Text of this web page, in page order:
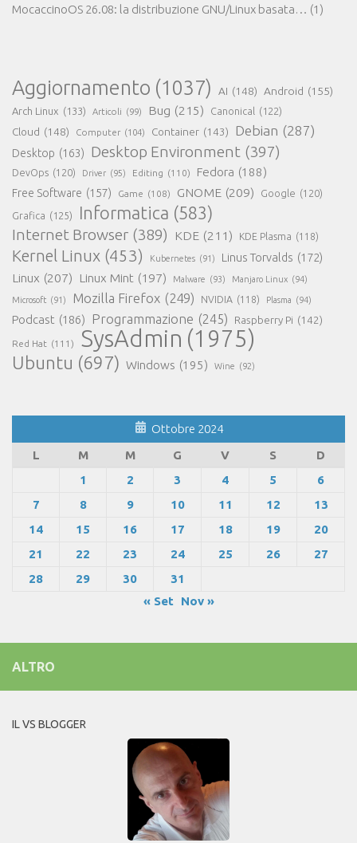
MocaccinoOS 26.08: la distribuzione GNU/Linux basata… (1)
Aggiornamento (1037) AI (148) Android (155)
Arch Linux (133) Articoli (99) Bug (215) Canonical (122)
Cloud (148) Computer (104) Container (143) Debian (287)
Desktop (163) Desktop Environment (397)
DevOps (120) Driver (95) Editing (110) Fedora (188)
Free Software (157) Game (108) GNOME (209) Google (120)
Grafica (125) Informatica (583)
Internet Browser (389) KDE (211) KDE Plasma (118)
Kernel Linux (453) Kubernetes (91) Linus Torvalds (172)
Linux (207) Linux Mint (197) Malware (93) Manjaro Linux (94)
Microsoft (91) Mozilla Firefox (249) NVIDIA (118) Plasma (94)
Podcast (186) Programmazione (245) Raspberry Pi (142)
Red Hat (111) SysAdmin (1975)
Ubuntu (697) Windows (195) Wine (92)
Ottobre 2024
L
M M G V S
D
1
2 3 4 5
6
7
8 9 10 11 12
13
14
15 16 17 18 19
20
21
22 23 24 25 26
27
28
29 30
31
« Set
Nov »
ALTRO
IL VS BLOGGER